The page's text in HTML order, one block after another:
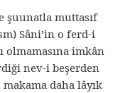
şuunatla muttasıf
Sâni’in o ferd-i
olmamasına imkân
nev-i beşerden
daha lâyık